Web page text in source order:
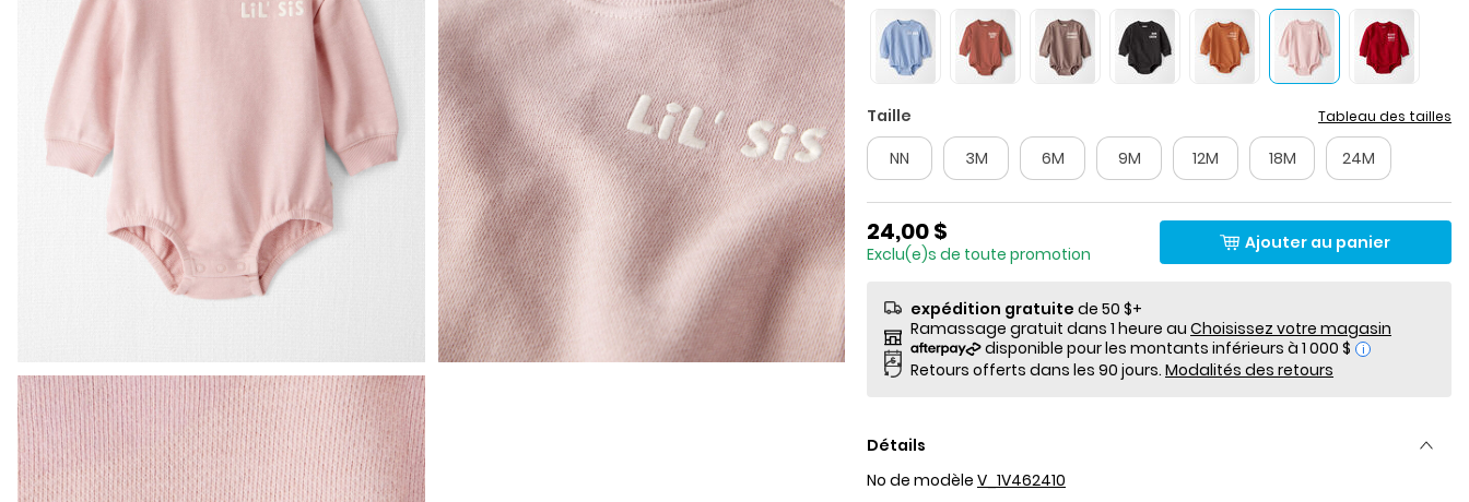
Taille Tableau des tailles
NN 3M 6M 9M 12M 18M 24M
24,00 $
Exclu(e)s de toute promotion
Ajouter au panier
expédition gratuite de 50 $+
Ramassage gratuit dans 1 heure au Choisissez votre magasin
i
Retours offerts dans les 90 jours. Modalités des retours
Détails
No de modèle V_1V462410